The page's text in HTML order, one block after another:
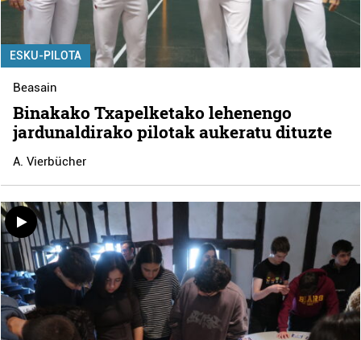
ESKU-PILOTA
Beasain
Binakako Txapelketako lehenengo
jardunaldirako pilotak aukeratu dituzte
A. Vierbücher